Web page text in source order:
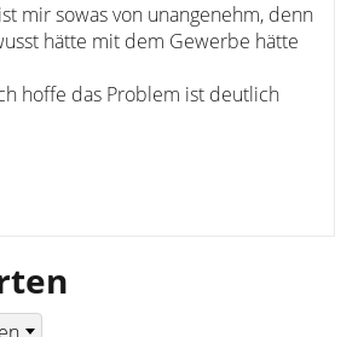
mir sowas von unangenehm, denn
hätte mit dem Gewerbe hätte
hoffe das Problem ist deutlich